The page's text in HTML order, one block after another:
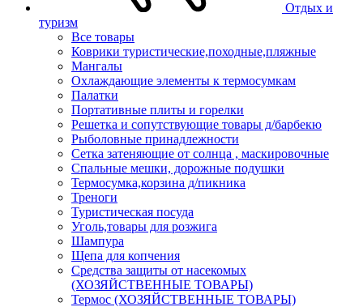
Отдых и
туризм
Все товары
Коврики туристические,походные,пляжные
Мангалы
Охлаждающие элементы к термосумкам
Палатки
Портативные плиты и горелки
Решетка и сопутствующие товары д/барбекю
Рыболовные принадлежности
Сетка затеняющие от солнца , маскировочные
Спальные мешки, дорожные подушки
Термосумка,корзина д/пикника
Треноги
Туристическая посуда
Уголь,товары для розжига
Шампура
Щепа для копчения
Средства защиты от насекомых
(ХОЗЯЙСТВЕННЫЕ ТОВАРЫ)
Термос (ХОЗЯЙСТВЕННЫЕ ТОВАРЫ)